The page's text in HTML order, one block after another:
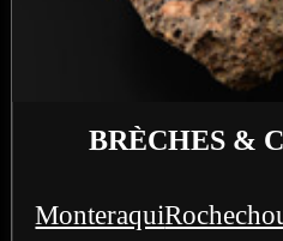
BRÈCHES &
Monteraqui